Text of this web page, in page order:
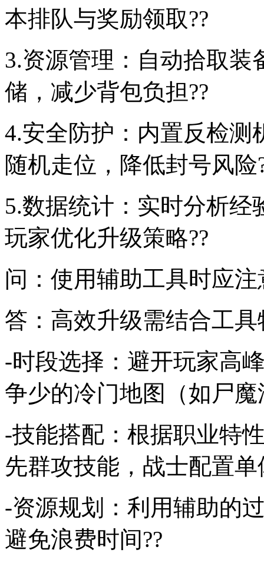
本排队与奖励领取??
3.资源管理：自动拾取装
储，减少背包负担??
4.安全防护：内置反检测
随机走位，降低封号风险
5.数据统计：实时分析
玩家优化升级策略??
问：使用辅助工具时应
答：高效升级需结合工具
-时段选择：避开玩家高
争少的冷门地图（如尸魔
-技能搭配：根据职业特
先群攻技能，战士配置单
-资源规划：利用辅助的
避免浪费时间??